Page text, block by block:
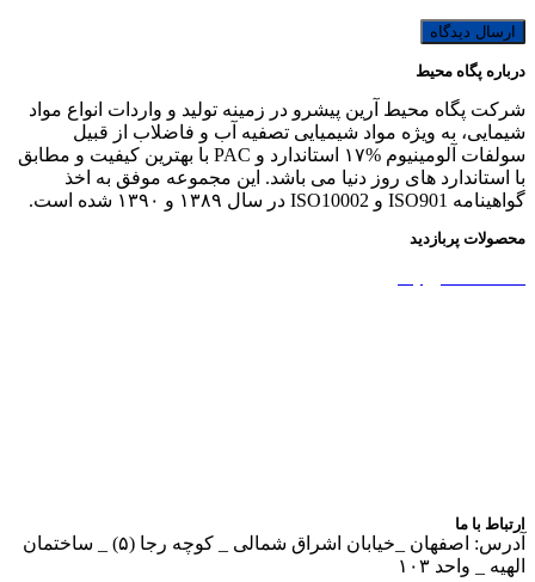
درباره پگاه محیط
شرکت پگاه محیط آرین پیشرو در زمینه تولید و واردات انواع مواد
شیمایی، به ویژه مواد شیمیایی تصفیه آب و فاضلاب از قبیل
سولفات آلومینیوم %۱۷ استاندارد و PAC با بهترین کیفیت و مطابق
با استاندارد های روز دنیا می باشد. این مجموعه موفق به اخذ
گواهینامه ISO901 و ISO10002 در سال ۱۳۸۹ و ۱۳۹۰ شده است.
محصولات پربازدید
ارتباط با ما
آدرس: اصفهان _خیابان اشراق شمالی _ کوچه رجا (۵) _ ساختمان
الهیه _ واحد ۱۰۳